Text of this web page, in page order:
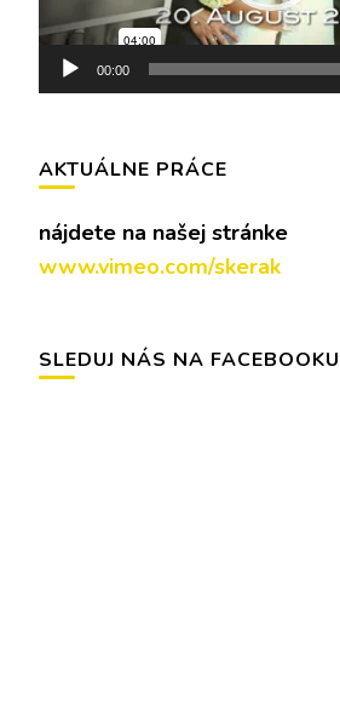
00:00
AKTUÁLNE PRÁCE
nájdete na našej stránke
www.vimeo.com/skerak
SLEDUJ NÁS NA FACEBOOKU